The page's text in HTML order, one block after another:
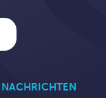
NACHRICHTEN